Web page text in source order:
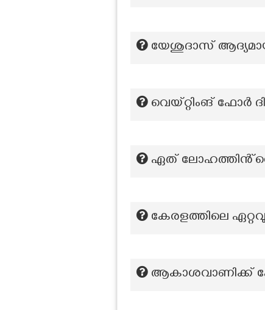
യേശുദാസ് ആദ്യമായി
വെയ്റ്റിംങ് ഫോർ
ഏത്
കേരളത്തിലെ
ആകാശവാണിക്ക്